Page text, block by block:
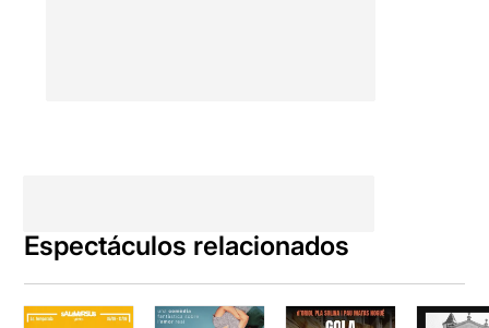
Espectáculos relacionados